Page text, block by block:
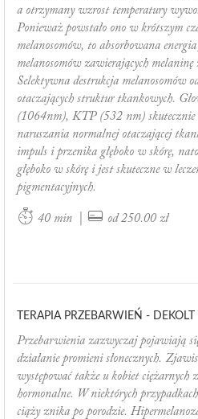
a otrzymany wzrost temperatury
Ponieważ powstało ono w krótszym
melanosomów, to absorbowana
melanosomów zawierających
Selektywna destrukcja melanosomów
otaczających struktur tkankowych.
(1064nm), KTP (532 nm) skutecznie
naruszania normalnej otaczającej
impuls i przenika głęboko w skórę,
głęboko w skórę i jest skuteczne w
pigmentacyjnych.
40 min od 250.00 zł
TERAPIA PRZEBARWIEŃ - DEKOLT
Przebarwienia zazwyczaj pojawiają
działanie promieni słonecznych.
występować także u kobiet ciężarnych
hormonalne. W niektórych
ciąży znika po porodzie.